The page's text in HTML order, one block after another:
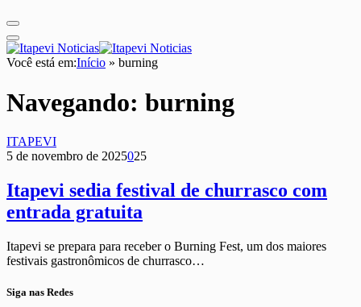
Você está em:Início » burning
Navegando: burning
ITAPEVI
5 de novembro de 2025025
Itapevi sedia festival de churrasco com
entrada gratuita
Itapevi se prepara para receber o Burning Fest, um dos maiores
festivais gastronômicos de churrasco…
Siga nas Redes